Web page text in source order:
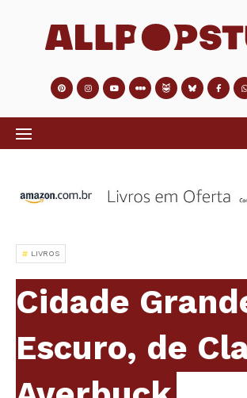
LIVROS
Cidade
Escuro, de